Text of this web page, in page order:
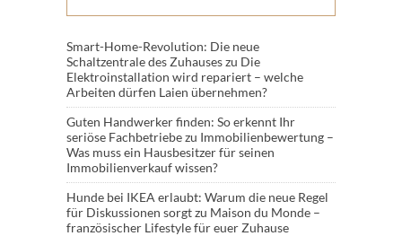
Smart-Home-Revolution: Die neue
Schaltzentrale des Zuhauseszu Die
Elektroinstallation wird repariert – welche
Arbeiten dürfen Laien übernehmen?
Guten Handwerker finden: So erkennt Ihr
seriöse Fachbetriebezu Immobilienbewertung –
Was muss ein Hausbesitzer für seinen
Immobilienverkauf wissen?
Hunde bei IKEA erlaubt: Warum die neue Regel
für Diskussionen sorgtzu Maison du Monde –
französischer Lifestyle für euer Zuhause